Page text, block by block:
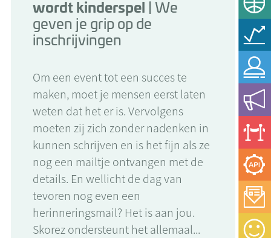
wordt kinderspel
| We
geven je grip op de
inschrijvingen
Om een event tot een succes te
maken, moet je mensen eerst laten
weten dat het er is. Vervolgens
moeten zij zich zonder nadenken in
kunnen schrijven en is het fijn als ze
nog een mailtje ontvangen met de
details. En wellicht de dag van
tevoren nog even een
herinneringsmail? Het is aan jou.
Skorez ondersteunt het allemaal...